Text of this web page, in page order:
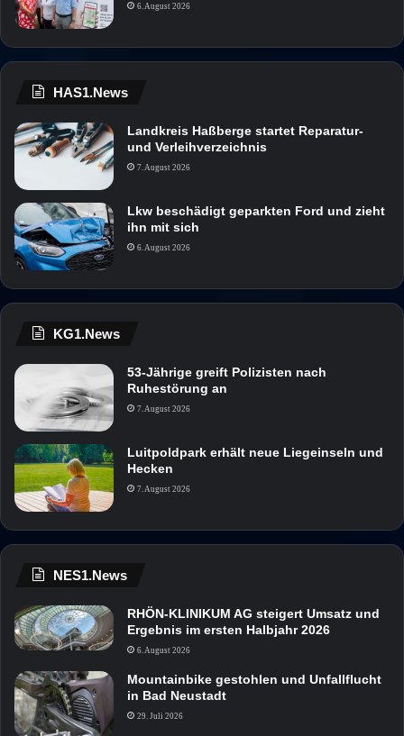
6. August 2026
HAS1.News
Landkreis Haßberge startet Reparatur-
und Verleihverzeichnis
7. August 2026
Lkw beschädigt geparkten Ford und zieht
ihn mit sich
6. August 2026
KG1.News
53-Jährige greift Polizisten nach
Ruhestörung an
7. August 2026
Luitpoldpark erhält neue Liegeinseln und
Hecken
7. August 2026
NES1.News
RHÖN-KLINIKUM AG steigert Umsatz und
Ergebnis im ersten Halbjahr 2026
6. August 2026
Mountainbike gestohlen und Unfallflucht
in Bad Neustadt
29. Juli 2026